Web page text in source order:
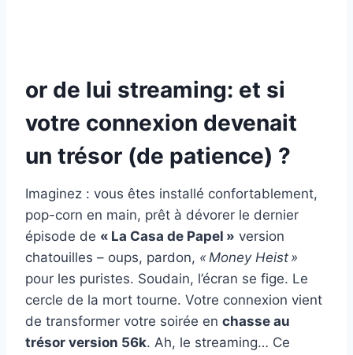
or de lui streaming: et si
votre connexion devenait
un trésor (de patience) ?
Imaginez : vous êtes installé confortablement,
pop-corn en main, prêt à dévorer le dernier
épisode de « La Casa de Papel » version
chatouilles – oups, pardon, « Money Heist »
pour les puristes. Soudain, l’écran se fige. Le
cercle de la mort tourne. Votre connexion vient
de transformer votre soirée en chasse au
trésor version 56k. Ah, le streaming… Ce